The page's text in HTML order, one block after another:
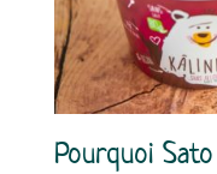
Pourquoi